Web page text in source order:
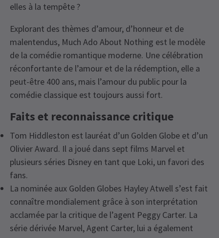
elles à la tempête ?
Explorant des thèmes d’amour, d’honneur et de
malentendus, Much Ado About Nothing est le modèle
de la comédie romantique moderne. Une célébration
réconfortante de l’amour et de la rédemption, elle a
peut-être 400 ans, mais l’amour du public pour la
comédie classique est toujours aussi fort.
Faits et reconnaissance critique
Tom Hiddleston est lauréat d’un Golden Globe et d’un
Olivier Award. Il a joué dans sept films Marvel et
plusieurs séries Disney en tant que Loki, un favori des
fans.
La nominée aux Golden Globes Hayley Atwell s’est fait
connaître mondialement grâce à son interprétation
acclamée par la critique de l’agent Peggy Carter. La
série dérivée Marvel, Agent Carter, lui a également